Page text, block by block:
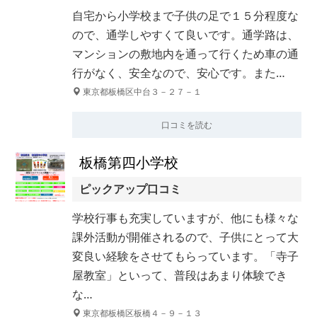
自宅から小学校まで子供の足で１５分程度な
ので、通学しやすくて良いです。通学路は、
マンションの敷地内を通って行くため車の通
行がなく、安全なので、安心です。また…
東京都板橋区中台３－２７－１
口コミを読む
板橋第四小学校
ピックアップ口コミ
学校行事も充実していますが、他にも様々な
課外活動が開催されるので、子供にとって大
変良い経験をさせてもらっています。「寺子
屋教室」といって、普段はあまり体験でき
な…
東京都板橋区板橋４－９－１３